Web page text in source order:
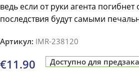
ведь если от руки агента
последствия будут самыми
Артикул: IMR-238120
€11.90 Доступно для